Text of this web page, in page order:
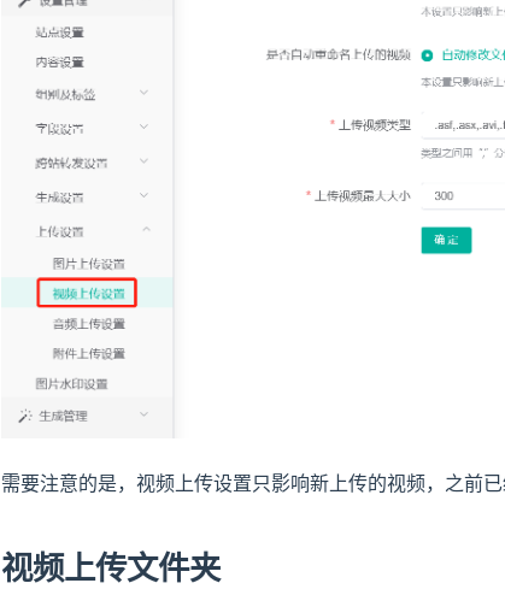
需要注意的是，视频上传设置只影响新上传的视频，之前已
视频上传文件夹